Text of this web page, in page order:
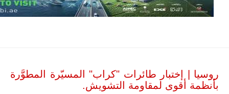
للمزيد
روسيا | إختبار طائرات "كراب" المسيّرة المطوَّرة
بأنظمة أقوى لمقاومة التشويش.